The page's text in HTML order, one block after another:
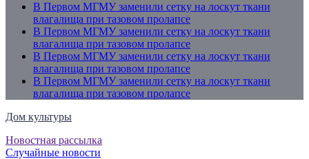
В Первом МГМУ заменили сетку на лоскут ткани
влагалища при тазовом пролапсе
В Первом МГМУ заменили сетку на лоскут ткани
влагалища при тазовом пролапсе
В Первом МГМУ заменили сетку на лоскут ткани
влагалища при тазовом пролапсе
В Первом МГМУ заменили сетку на лоскут ткани
влагалища при тазовом пролапсе
Дом культуры
Just another WordPress site
Новостная рассылка
Случайные новости